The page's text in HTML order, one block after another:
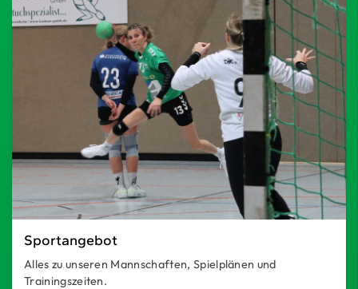
Sportangebot
Alles zu unseren Mannschaften, Spielplänen und
Trainingszeiten.